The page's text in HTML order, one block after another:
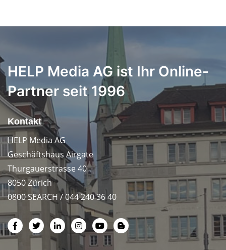
HELP Media AG ist Ihr Online-
Partner seit 1996
Kontakt
HELP Media AG
Geschäftshaus Airgate
Thurgauerstrasse 40
8050 Zürich
0800 SEARCH / 044 240 36 40